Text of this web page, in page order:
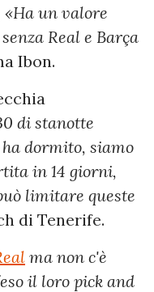
«Ha un valore
Real e Barça
Ibon.
di stanotte
dormito, siamo
in 14 giorni,
limitare queste
di Tenerife.
ma non c'è
il loro pick and